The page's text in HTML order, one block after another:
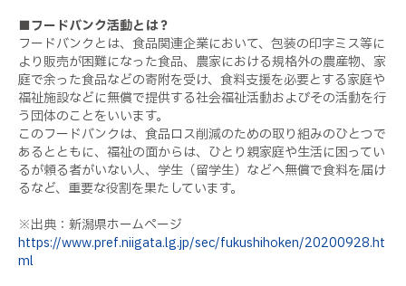
■フードバンク活動とは？
フードバンクとは、食品関連企業において、包装の印字ミス等に
より販売が困難になった食品、農家における規格外の農産物、家
庭で余った食品などの寄附を受け、食料支援を必要とする家庭や
福祉施設などに無償で提供する社会福祉活動およびその活動を行
う団体のことをいいます。
このフードバンクは、食品ロス削減のための取り組みのひとつで
あるとともに、福祉の面からは、ひとり親家庭や生活に困ってい
るが頼る者がいない人、学生（留学生）などへ無償で食料を届け
るなど、重要な役割を果たしています。
※出典：新潟県ホームページ
https://www.pref.niigata.lg.jp/sec/fukushihoken/20200928.ht
ml